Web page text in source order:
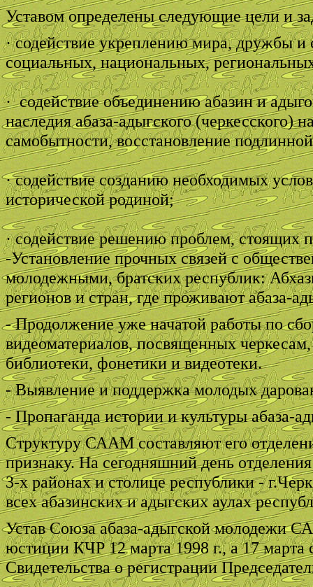
Уставом определены следующие цели и
· содействие укреплению мира, дружбы
социальных, национальных,
· содействие объединению абазин и
наследия абаза-адыгского (черкесского)
самобытности, восстановление
· содействие созданию необходимых
исторической родиной;
· содействие решению проблем, стоящих
-Установление прочных связей с
молодежными, братских республик:
регионов и стран, где проживают абаза-
- Продолжение уже начатой работы по
видеоматериалов, посвященных
библиотеки, фонетики и видеотеки.
- Выявление и поддержка молодых
- Пропаганда истории и культуры абаза-
Структуру СААМ составляют его
признаку. На сегодняшний день
3-х районах и столице республики -
всех абазинских и адыгских аулах
Устав Союза абаза-адыгской молодежи
юстиции КЧР 12 марта 1998 г., а 17 марта
Свидетельства о регистрации